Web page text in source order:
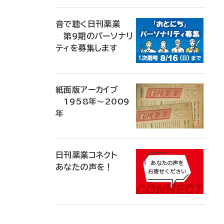
音で聴く日刊薬業
第9期のパーソナリ
ティを募集します
紙面版アーカイブ
1958年～2009
年
日刊薬業コネクト
あなたの声を！